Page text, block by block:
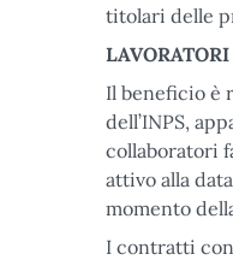
titolari delle
Il beneficio è
dell’INPS,
collaboratori
attivo alla
momento
I contratti